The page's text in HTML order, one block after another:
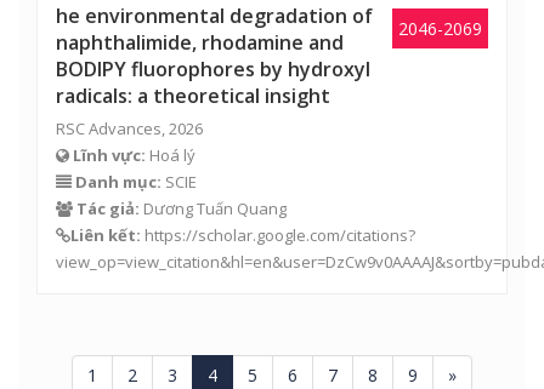
2046-2069
he environmental degradation of
naphthalimide, rhodamine and
BODIPY fluorophores by hydroxyl
radicals: a theoretical insight
RSC Advances, 2026
Lĩnh vực: Hoá lý
Danh mục: SCIE
Tác giả: Dương Tuấn Quang
Liên kết: https://scholar.google.com/citations?
1 2 3 4 5 6 7 8 9 »